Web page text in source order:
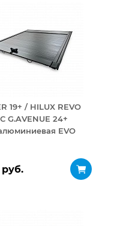
19+ / HILUX REVO
G.AVENUE 24+
EVO